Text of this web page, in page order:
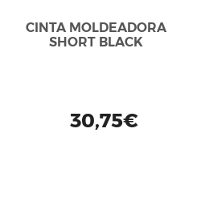
CINTA MOLDEADORA
SHORT BLACK
30,75€